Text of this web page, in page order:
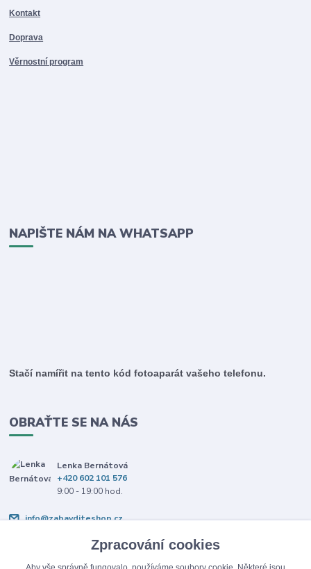
Kontakt
Doprava
Věrnostní program
NAPIŠTE NÁM NA WHATSAPP
Stačí namířit na tento kód fotoaparát vašeho telefonu.
OBRAŤTE SE NA NÁS
Lenka Bernátová
+420 602 101 576
9:00 - 19:00 hod.
info@zabavditeshop.cz
Zpracování cookies